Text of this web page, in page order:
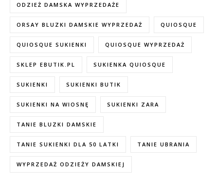
ODZIEŻ DAMSKA WYPRZEDAŻE
ORSAY BLUZKI DAMSKIE WYPRZEDAŻ QUIOSQUE
QUIOSQUE SUKIENKI QUIOSQUE WYPRZEDAŻ
SKLEP EBUTIK.PL SUKIENKA QUIOSQUE
SUKIENKI SUKIENKI BUTIK
SUKIENKI NA WIOSNĘ SUKIENKI ZARA
TANIE BLUZKI DAMSKIE
TANIE SUKIENKI DLA 50 LATKI TANIE UBRANIA
WYPRZEDAŻ ODZIEŻY DAMSKIEJ